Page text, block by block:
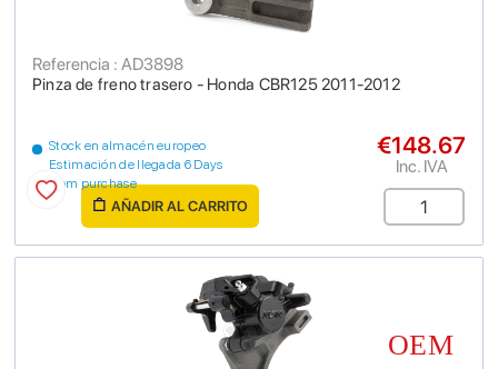
Pinza de freno trasero - Honda CBR125 2011-2012
Referencia : AD3898
Stock en almacén europeo
Estimación de llegada 6 Days
from purchase
€148.67
Inc. IVA
AÑADIR AL CARRITO